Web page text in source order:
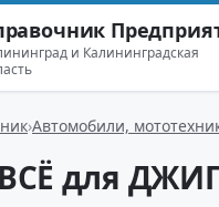
и Калининградская
Автомобили,
для